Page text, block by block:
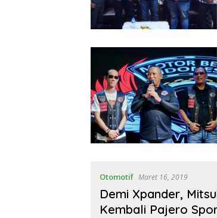
Otomotif Maret 16, 2019
Demi Xpander,
Kembali Pajero